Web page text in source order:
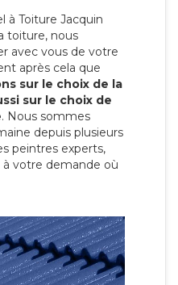
à Toiture Jacquin
toiture, nous
avec vous de votre
après cela que
sur le choix de la
sur le choix de
. Nous sommes
depuis plusieurs
peintres experts,
votre demande où